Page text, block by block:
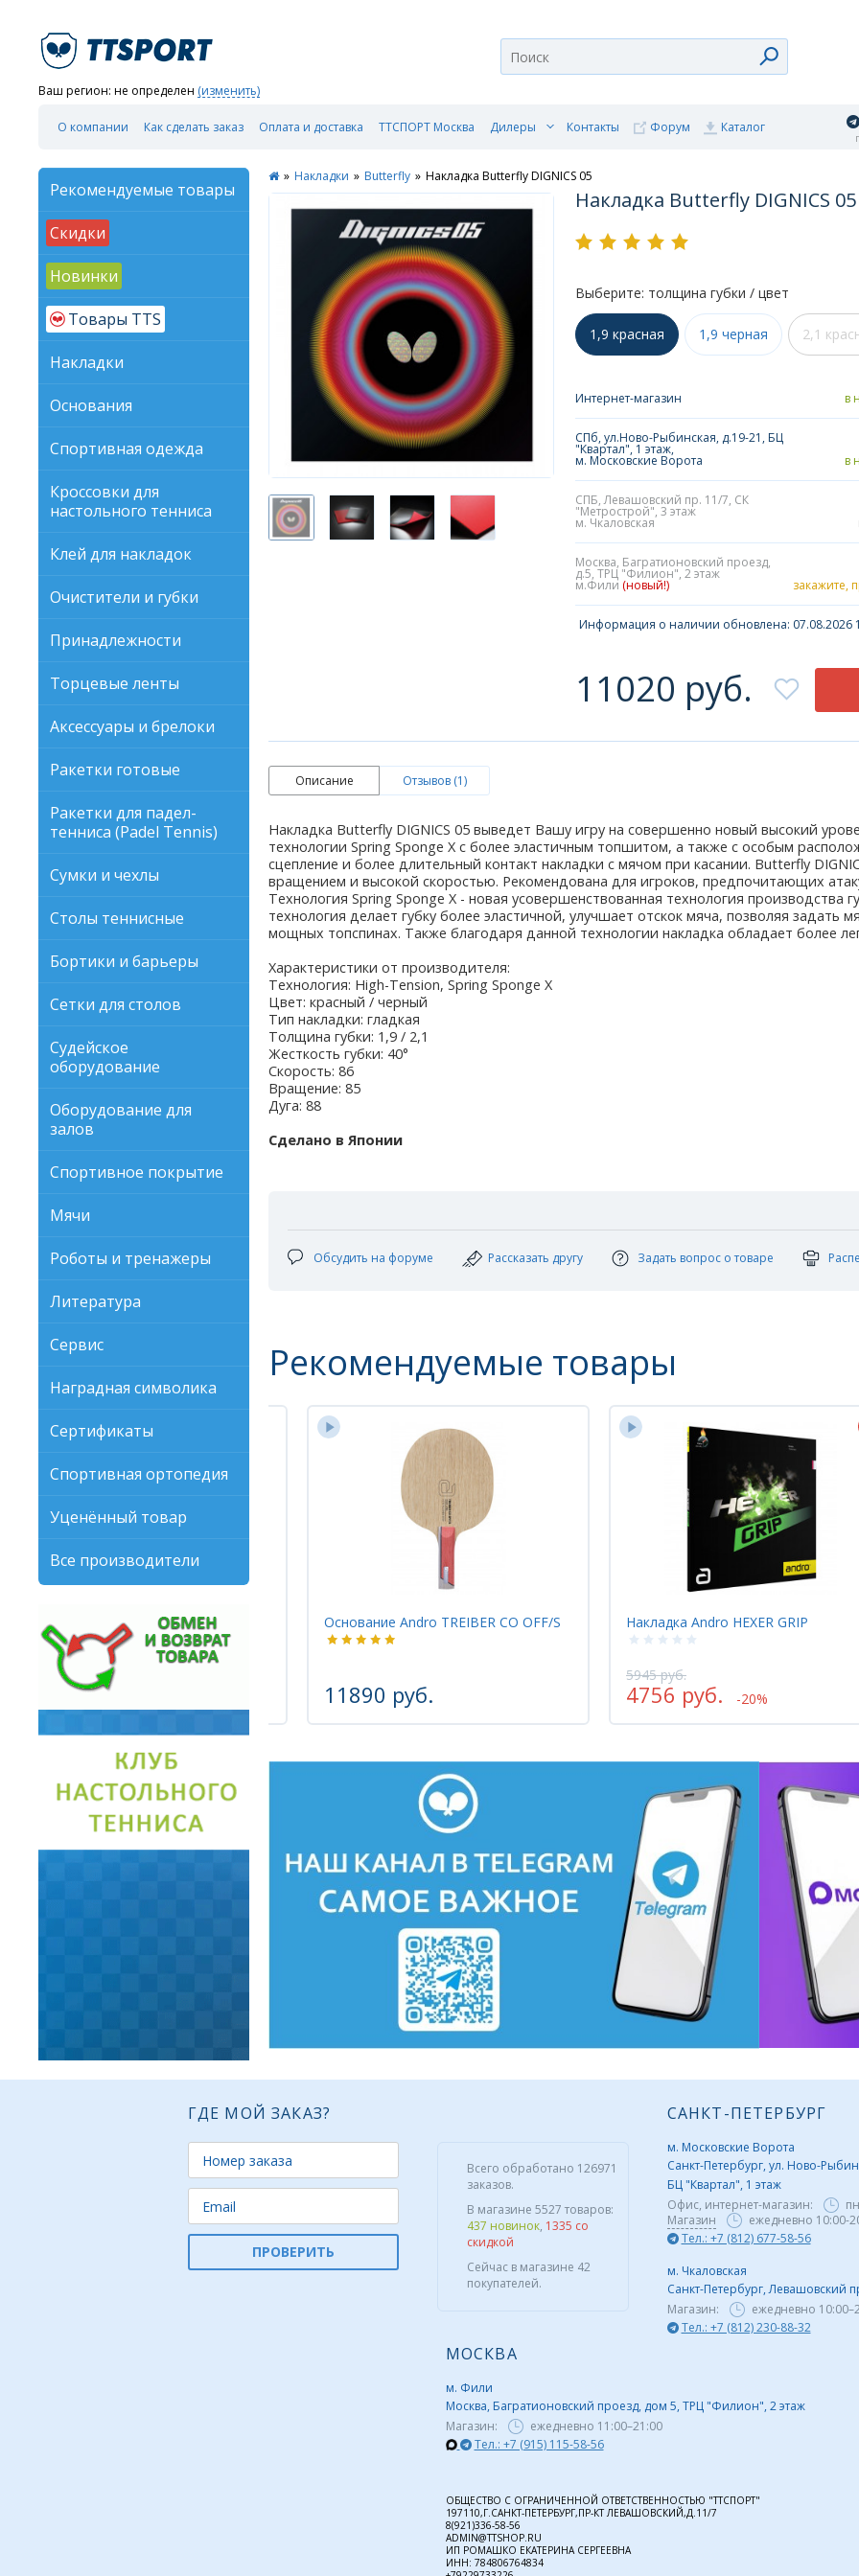
Ваш регион: не определен (изменить)
О компании Как сделать заказ Оплата и доставка ТТСПОРТ Москва Дилеры Контакты Форум Каталог
Рекомендуемые товары
Скидки
Новинки
Товары TTS
Накладки
Основания
Спортивная одежда
Кроссовки для
настольного тенниса
Клей для накладок
Очистители и губки
Принадлежности
Торцевые ленты
Аксессуары и брелоки
Ракетки готовые
Ракетки для падел-
тенниса (Padel Tennis)
Сумки и чехлы
Столы теннисные
Бортики и барьеры
Сетки для столов
Судейское
оборудование
Оборудование для
залов
Спортивное покрытие
Мячи
Роботы и тренажеры
Литература
Сервис
Наградная символика
Сертификаты
Спортивная ортопедия
Уценённый товар
Все производители
» Накладки » Butterfly » Накладка Butterfly DIGNICS 05
Накладка Butterfly DIGNICS 05
Выберите: толщина губки / цвет
1,9 красная 1,9 черная 2,1
Интернет-магазин в
СПб, ул.Ново-Рыбинская, д.19-21, БЦ
"Квартал", 1 этаж,
м. Московские Ворота в
СПБ, Левашовский пр. 11/7, СК
"Метрострой", 3 этаж
м. Чкаловская
Москва, Багратионовский проезд,
д.5, ТРЦ "Филион", 2 этаж
м.Фили (новый!) закажите,
Информация о наличии обновлена: 07.08.2026
11020 руб.
Описание Отзывов (1)
Накладка Butterfly DIGNICS 05 выведет Вашу игру на совершенно новый высокий
технологии Spring Sponge X с более эластичным топшитом, а также с особым
сцепление и более длительный контакт накладки с мячом при касании. Butterfly
вращением и высокой скоростью. Рекомендована для игроков, предпочитающих
Технология Spring Sponge X - новая усовершенствованная технология производства
технология делает губку более эластичной, улучшает отскок мяча, позволяя
мощных топспинах. Также благодаря данной технологии накладка обладает более
Характеристики от производителя:
Технология: High-Tension, Spring Sponge X
Цвет: красный / черный
Тип накладки: гладкая
Толщина губки: 1,9 / 2,1
Жесткость губки: 40°
Скорость: 86
Вращение: 85
Дуга: 88
Сделано в Японии
Обсудить на форуме Рассказать другу Задать вопрос о товаре
Рекомендуемые товары
Основание Andro TREIBER CO OFF/S
11890 руб.
Накладка Andro HEXER GRIP
4756 руб.
Накладка Xiom OMEGA VII Tour
6235 руб.
ГДЕ МОЙ ЗАКАЗ?
ПРОВЕРИТЬ
Всего обработано 126971
заказов.
В магазине 5527 товаров:
437 новинок, 1335 со
скидкой
Сейчас в магазине 42
покупателей.
САНКТ-ПЕТЕРБУРГ
м. Московские Ворота
Санкт-Петербург, ул. Ново-
БЦ "Квартал", 1 этаж
Офис, интернет-магазин:
Магазин
ежедневно 10:00-
Тел.: +7 (812) 677-58-56
м. Чкаловская
Санкт-Петербург, Левашовский
Магазин:
ежедневно
Тел.: +7 (812) 230-88-32
МОСКВА
м. Фили
Москва, Багратионовский проезд, дом 5, ТРЦ "Филион", 2 этаж
Магазин:
ежедневно 11:00–21:00
Тел.: +7 (915) 115-58-56
ОБЩЕСТВО С ОГРАНИЧЕННОЙ ОТВЕТСТВЕННОСТЬЮ "ТТСПОРТ"
197110,Г.САНКТ-ПЕТЕРБУРГ,ПР-КТ ЛЕВАШОВСКИЙ,Д.11/7
8(921)336-58-56
ADMIN@TTSHOP.RU
ИП РОМАШКО ЕКАТЕРИНА СЕРГЕЕВНА
ИНН: 784806764834